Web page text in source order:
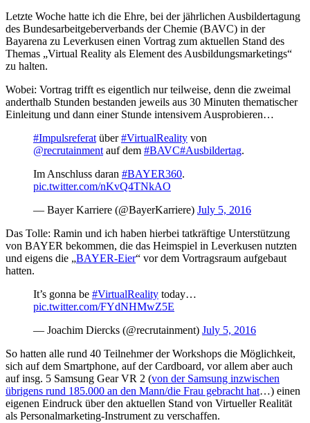
Letzte Woche hatte ich die Ehre, bei der jährlichen Ausbildertagung
des Bundesarbeitgeberverbands der Chemie (BAVC) in der
Bayarena zu Leverkusen einen Vortrag zum aktuellen Stand des
Themas „Virtual Reality als Element des Ausbildungsmarketings“
zu halten.
Wobei: Vortrag trifft es eigentlich nur teilweise, denn die zweimal
anderthalb Stunden bestanden jeweils aus 30 Minuten thematischer
Einleitung und dann einer Stunde intensivem Ausprobieren…
#Impulsreferat über#VirtualReality von
@recrutainment auf dem #BAVC#Ausbildertag.
Im Anschluss daran #BAYER360.
pic.twitter.com/nKvQ4TNkAO
— Bayer Karriere (@BayerKarriere) July 5, 2016
Das Tolle: Ramin und ich haben hierbei tatkräftige Unterstützung
von BAYER bekommen, die das Heimspiel in Leverkusen nutzten
und eigens die „BAYER-Eier“ vor dem Vortragsraum aufgebaut
hatten.
It’s gonna be #VirtualReality today…
pic.twitter.com/FYdNHMwZ5E
— Joachim Diercks (@recrutainment) July 5, 2016
So hatten alle rund 40 Teilnehmer der Workshops die Möglichkeit,
sich auf dem Smartphone, auf der Cardboard, vor allem aber auch
auf insg. 5 Samsung Gear VR 2 (von der Samsung inzwischen
übrigens rund 185.000 an den Mann/die Frau gebracht hat…) einen
eigenen Eindruck über den aktuellen Stand von Virtueller Realität
als Personalmarketing-Instrument zu verschaffen.